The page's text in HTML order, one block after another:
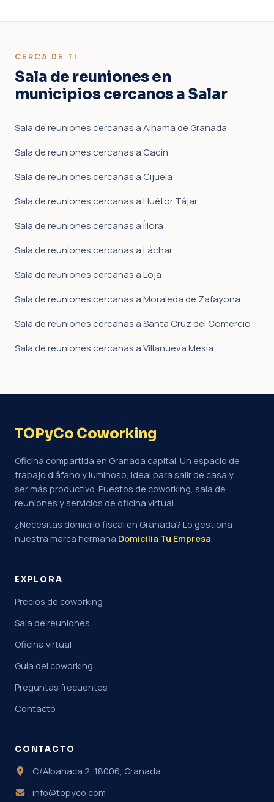
CERCA DE TI
Sala de reuniones en
municipios cercanos a Salar
Sala de reuniones cercanas a Alhama de Granada
Sala de reuniones cercanas a Cacín
Sala de reuniones cercanas a Cijuela
Sala de reuniones cercanas a Huétor Tájar
Sala de reuniones cercanas a Íllora
Sala de reuniones cercanas a Láchar
Sala de reuniones cercanas a Loja
Sala de reuniones cercanas a Moraleda de Zafayona
Sala de reuniones cercanas a Santa Cruz del Comercio
Sala de reuniones cercanas a Villanueva Mesía
TOPyCo Coworking
Oficina compartida en Granada capital. Un espacio de
trabajo diáfano y luminoso, ideal para salir de casa y
ser más productivo. Puestos de coworking, sala de
reuniones y servicios de oficina virtual.
¿Necesitas domicilio fiscal en Granada? Lo gestiona
nuestra marca hermana Domicilia Tu Empresa.
EXPLORA
Precios de coworking
Sala de reuniones
Oficina virtual
Guía del coworking
Preguntas frecuentes
Contacto
CONTACTO
C/Albahaca 2, 18006, Granada
info@topyco.com